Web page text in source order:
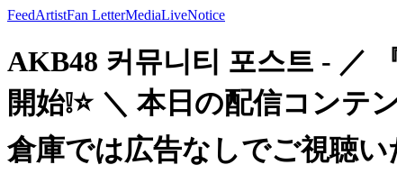
FeedArtistFan LetterMediaLiveNotice
AKB48 커뮤니티 포스트 - ／
開始❕⭐️ ＼ 本日の配信コン
倉庫では広告なしでご視聴